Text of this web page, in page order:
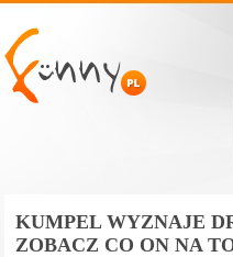
KUMPEL WYZNAJE
ZOBACZ CO ON NA